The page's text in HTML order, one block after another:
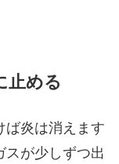
止める
ば炎は消えます
スが少しずつ出